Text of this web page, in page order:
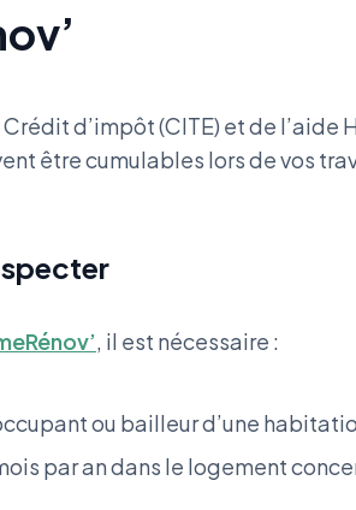
d’impôt (CITE) et de
être cumulables lors de vos
, il est nécessaire :
ou bailleur d’une
par an dans le logement